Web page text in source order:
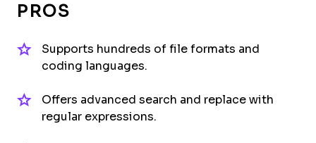
PROS
Supports hundreds of file formats and
coding languages.
Offers advanced search and replace with
regular expressions.